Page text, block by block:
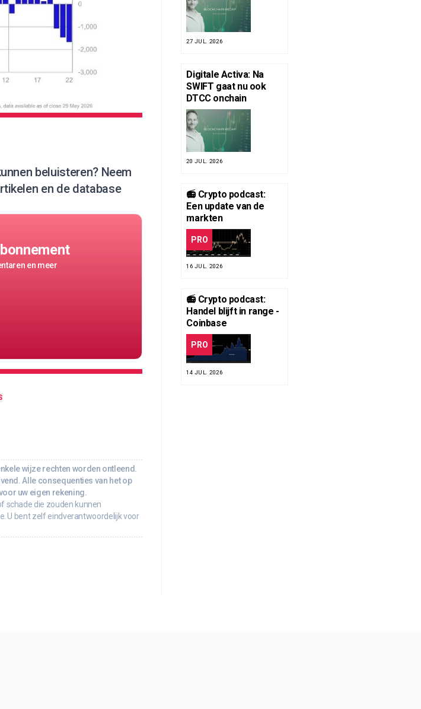
beluisteren? Neem
en de database
en meer
wijze rechten worden ontleend.
Alle consequenties van het op
uw eigen rekening.
schade die zouden kunnen
U bent zelf eindverantwoordelijk voor
27 JUL. 2026
Digitale Activa: Na
SWIFT gaat nu ook
DTCC onchain
20 JUL. 2026
📻 Crypto podcast:
Een update van de
markten
PRO
16 JUL. 2026
📻 Crypto podcast:
Handel blijft in range -
Coinbase
PRO
14 JUL. 2026